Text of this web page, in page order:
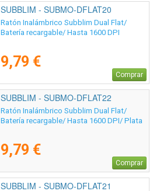
SUBBLIM - SUBMO-DFLAT20
Ratón Inalámbrico Subblim Dual Flat/
Batería recargable/ Hasta 1600 DPI
9,79 €
Comprar
SUBBLIM - SUBMO-DFLAT22
Ratón Inalámbrico Subblim Dual Flat/
Batería recargable/ Hasta 1600 DPI/ Plata
9,79 €
Comprar
SUBBLIM - SUBMO-DFLAT21